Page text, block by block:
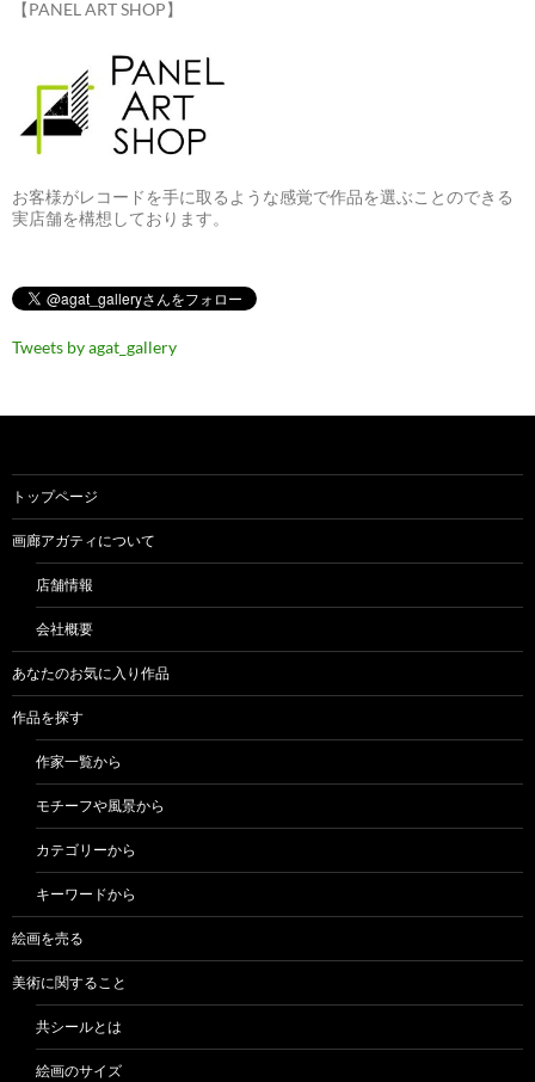
【PANEL ART SHOP】
お客様がレコードを手に取るような感覚で作品を選ぶことのできる
実店舗を構想しております。
Tweets by agat_gallery
トップページ
画廊アガティについて
店舗情報
会社概要
あなたのお気に入り作品
作品を探す
作家一覧から
モチーフや風景から
カテゴリーから
キーワードから
絵画を売る
美術に関すること
共シールとは
絵画のサイズ